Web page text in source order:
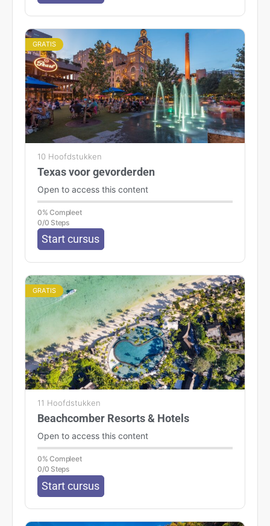
GRATIS
10 Hoofdstukken
Texas voor gevorderden
Open to access this content
0% Compleet
0/0 Steps
Start cursus
GRATIS
11 Hoofdstukken
Beachcomber Resorts & Hotels
Open to access this content
0% Compleet
0/0 Steps
Start cursus